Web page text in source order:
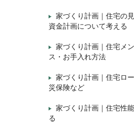
家づくり計画｜住宅の
資金計画について考える
家づくり計画｜住宅メ
ス・お手入れ方法
家づくり計画｜住宅ロ
災保険など
家づくり計画｜住宅性
る